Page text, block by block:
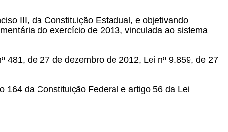
III, da Constituição Estadual, e objetivando
do exercício de 2013, vinculada ao sistema
481, de 27 de dezembro de 2012, Lei nº 9.859, de 27
164 da Constituição Federal e artigo 56 da Lei